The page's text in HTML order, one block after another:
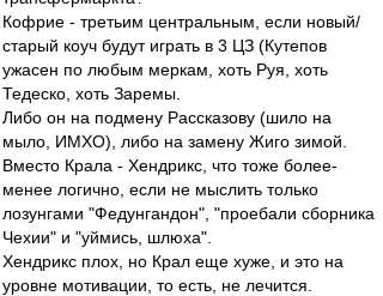
Кофрие - третьим центральным, если новый/
старый коуч будут играть в 3 ЦЗ (Кутепов
ужасен по любым меркам, хоть Руя, хоть
Тедеско, хоть Заремы.
Либо он на подмену Рассказову (шило на
мыло, ИМХО), либо на замену Жиго зимой.
Вместо Крала - Хендрикс, что тоже более-
менее логично, если не мыслить только
лозунгами "Федунгандон", "проебали сборника
Чехии" и "уймись, шлюха".
Хендрикс плох, но Крал еще хуже, и это на
уровне мотивации, то есть, не лечится.